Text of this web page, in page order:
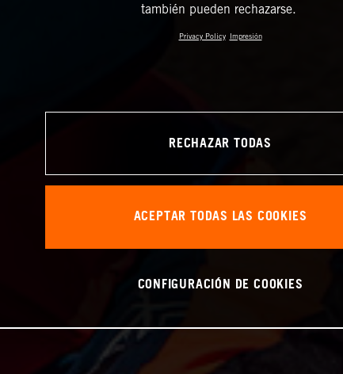
también pueden rechazarse.
Privacy Policy Impresión
RECHAZAR TODAS
ACEPTAR TODAS LAS COOKIES
CONFIGURACIÓN DE COOKIES